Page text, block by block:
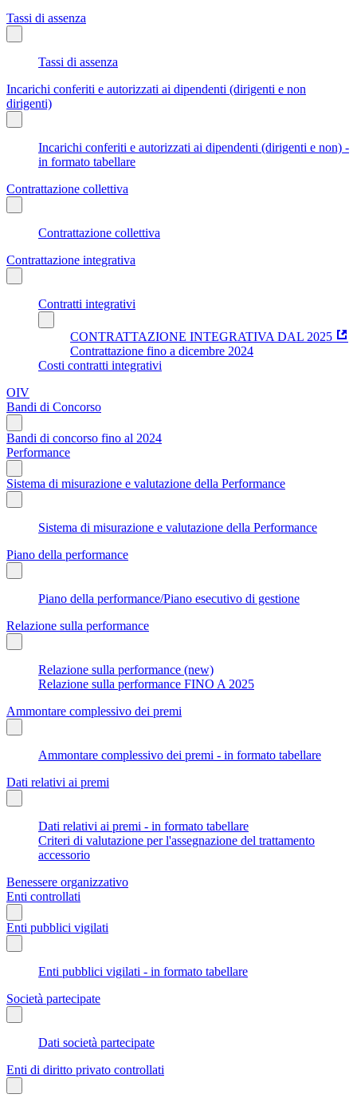
Tassi di assenza
Tassi di assenza
Incarichi conferiti e autorizzati ai dipendenti (dirigenti e non
dirigenti)
Incarichi conferiti e autorizzati ai dipendenti (dirigenti e non) -
in formato tabellare
Contrattazione collettiva
Contrattazione collettiva
Contrattazione integrativa
Contratti integrativi
CONTRATTAZIONE INTEGRATIVA DAL 2025
Contrattazione fino a dicembre 2024
Costi contratti integrativi
OIV
Bandi di Concorso
Bandi di concorso fino al 2024
Performance
Sistema di misurazione e valutazione della Performance
Sistema di misurazione e valutazione della Performance
Piano della performance
Piano della performance/Piano esecutivo di gestione
Relazione sulla performance
Relazione sulla performance (new)
Relazione sulla performance FINO A 2025
Ammontare complessivo dei premi
Ammontare complessivo dei premi - in formato tabellare
Dati relativi ai premi
Dati relativi ai premi - in formato tabellare
Criteri di valutazione per l'assegnazione del trattamento
accessorio
Benessere organizzativo
Enti controllati
Enti pubblici vigilati
Enti pubblici vigilati - in formato tabellare
Società partecipate
Dati società partecipate
Enti di diritto privato controllati